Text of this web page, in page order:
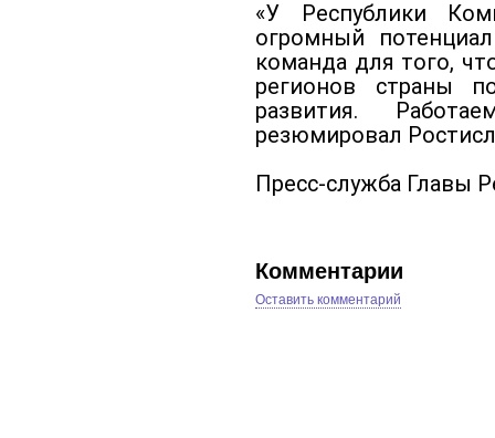
«У Республики
огромный
команда для того,
регионов страны
развития.
резюмировал
Пресс-служба Главы
Комментарии
Оставить комментарий